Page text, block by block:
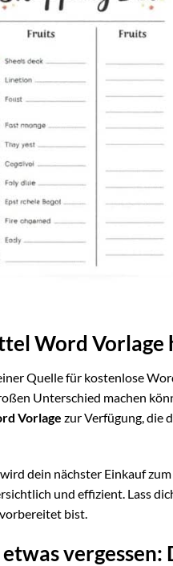
Word
Quelle für kostenlose
Unterschied machen
Vorlage zur Verfügung, die
dein nächster Einkauf
und effizient. Lass
bist.